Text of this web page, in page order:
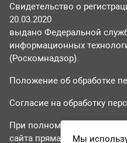
Свидетельство о
20.03.2020
выдано Федеральной
информационных
(Роскомнадзор).
Положение об обработке
Согласие на обработку
При полном или
сайта прямая гиперссылка
Мы